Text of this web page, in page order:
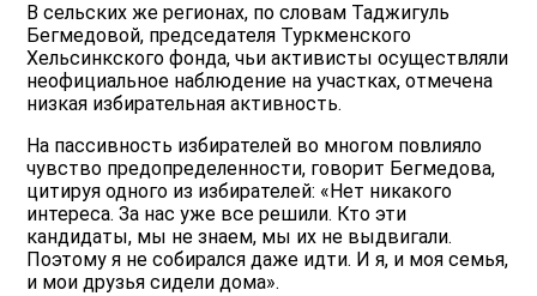
В сельских же регионах, по словам Таджигуль
Бегмедовой, председателя Туркменского
Хельсинкского фонда, чьи активисты осуществляли
неофициальное наблюдение на участках, отмечена
низкая избирательная активность.
На пассивность избирателей во многом повлияло
чувство предопределенности, говорит Бегмедова,
цитируя одного из избирателей: «Нет никакого
интереса. За нас уже все решили. Кто эти
кандидаты, мы не знаем, мы их не выдвигали.
Поэтому я не собирался даже идти. И я, и моя семья,
и мои друзья сидели дома».